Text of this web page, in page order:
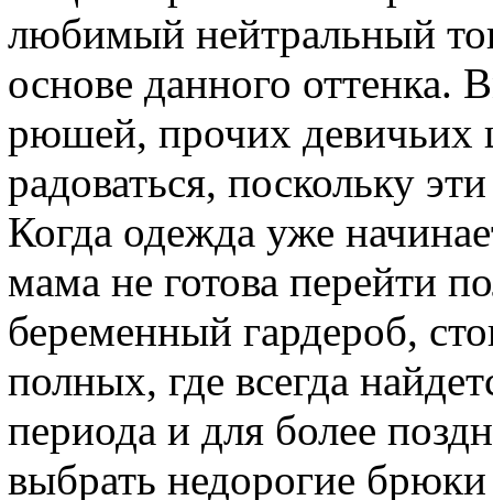
любимый нейтральный
основе данного оттенка.
рюшей, прочих девичьих
радоваться, поскольку
Когда одежда уже
мама не готова перейти
беременный гардероб,
полных, где всегда
периода и для более
выбрать недорогие